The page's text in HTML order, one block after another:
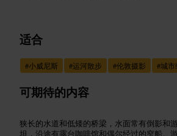
适合
#小威尼斯 #运河散步 #伦敦摄影 #城市
可期待的内容
狭长的水道和低矮的桥梁，水面常有倒影和
坦，沿途有露台咖啡馆和偶尔经过的窄船。